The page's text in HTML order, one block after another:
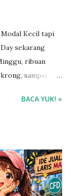
Modal Kecil tapi
sekarang
ribuan
sampai
jual makanan.
BACA YUK! »